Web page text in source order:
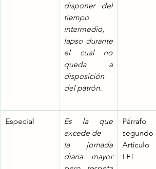
disponer del
tiempo
intermedio,
lapso durante
el cual no
queda a
disposición
del patrón.
Especial
Es la que
excede de
la jornada
diaria mayor
Párrafo
segundo
Artículo
LFT